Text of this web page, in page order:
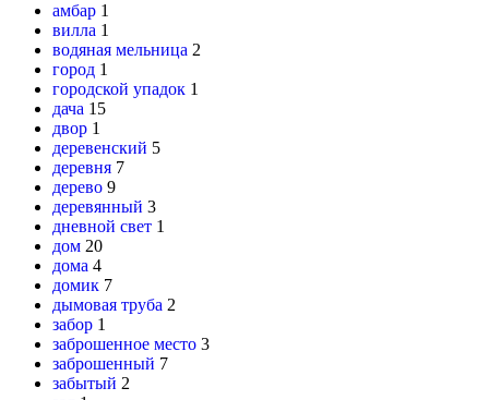
амбар 1
вилла 1
водяная мельница 2
город 1
городской упадок 1
дача 15
двор 1
деревенский 5
деревня 7
дерево 9
деревянный 3
дневной свет 1
дом 20
дома 4
домик 7
дымовая труба 2
забор 1
заброшенное место 3
заброшенный 7
забытый 2